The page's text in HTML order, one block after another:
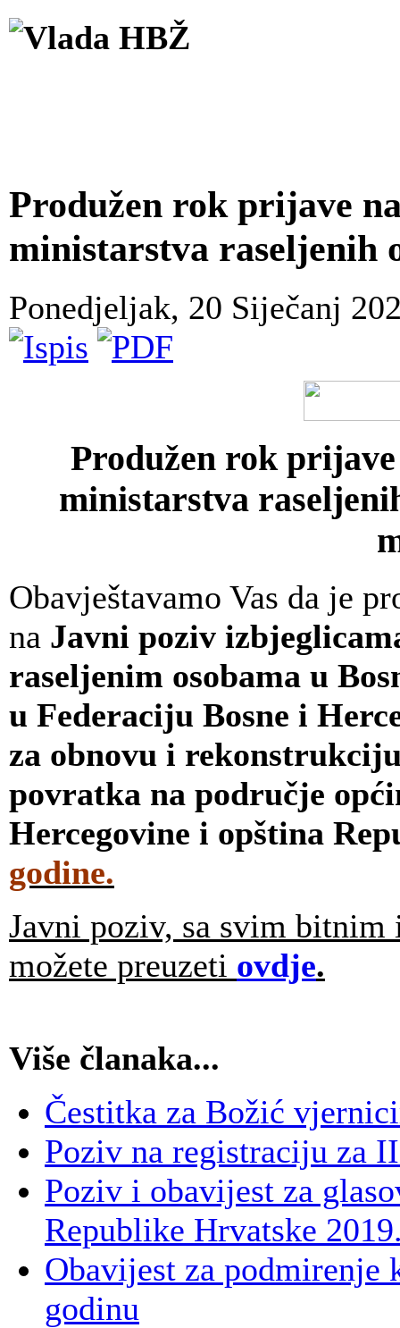
Produžen rok prijave
ministarstva raseljenih
Ponedjeljak, 20 Siječanj
Produžen rok
ministarstva
Obavještavamo Vas da je
na Javni poziv
raseljenim osobama u
u Federaciju Bosne i
za obnovu i
povratka na područje
Hercegovine i opština
godine.
Javni poziv, sa svim
možete preuzeti ovdje.
Više članaka...
Čestitka za Božić
Poziv na registraciju za
Poziv i obavijest za
Republike Hrvatske
Obavijest za podmirenje
godinu